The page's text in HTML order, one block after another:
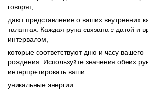
говорят,
дают представление о ваших внутренних
талантах. Каждая руна связана с датой и
интервалом,
которые соответствуют дню и часу вашего
рождения. Используйте значения обеих
интерпретировать ваши
уникальные энергии.